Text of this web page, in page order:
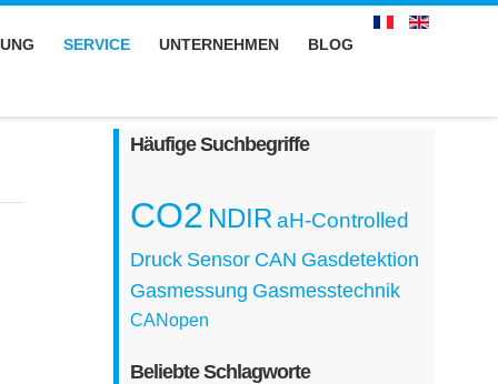
Häufige Suchbegriffe
CO2 NDIR aH-Controlled
Druck Sensor CAN Gasdetektion
Gasmessung Gasmesstechnik
CANopen
Beliebte Schlagworte
SERVICE UNTERNEHMEN BLOG